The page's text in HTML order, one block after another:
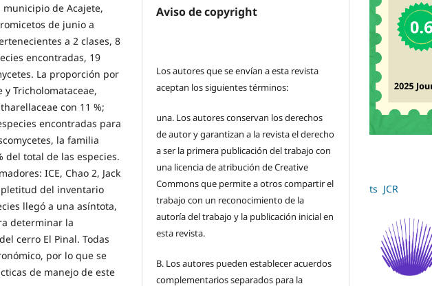
de Acajete,
de junio a
a 2 clases, 8
encontradas, 19
La proporción por
Tricholomataceae,
con 11 %;
encontradas para
la familia
del total de las especies.
ICE, Chao 2, Jack
del inventario
llegó a una asíntota,
determinar la
cerro El Pinal. Todas
por lo que se
de manejo de este
Aviso de copyright
Los autores que se envían a esta revista
aceptan los siguientes términos:
una. Los autores conservan los derechos
de autor y garantizan a la revista el derecho
a ser la primera publicación del trabajo con
una licencia de atribución de Creative
Commons que permite a otros compartir el
trabajo con un reconocimiento de la
autoría del trabajo y la publicación inicial en
esta revista.
B. Los autores pueden establecer acuerdos
complementarios separados para la
ts JCR